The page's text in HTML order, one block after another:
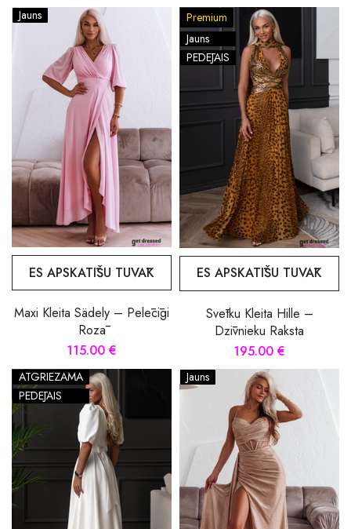
Jauns
ES APSKATĪŠU TUVĀK
Maxi Kleita Sädely – Pelēcīgi
Rozā
115.00 €
Premium
Jauns
PĒDĒJAIS
ES APSKATĪŠU TUVĀK
Svētku Kleita Hille –
Dzīvnieku Raksta
195.00 €
ATGRIEZAMA
PĒDĒJAIS
Jauns